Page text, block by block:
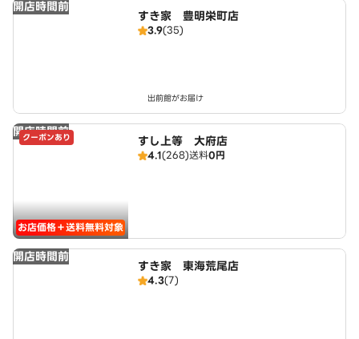
開店時間前
すき家 豊明栄町店
3.9(35)
出前館がお届け
開店時間前
クーポンあり
お店価格＋送料無料対象
すし上等 大府店
4.1(268)送料0円
開店時間前
すき家 東海荒尾店
4.3(7)